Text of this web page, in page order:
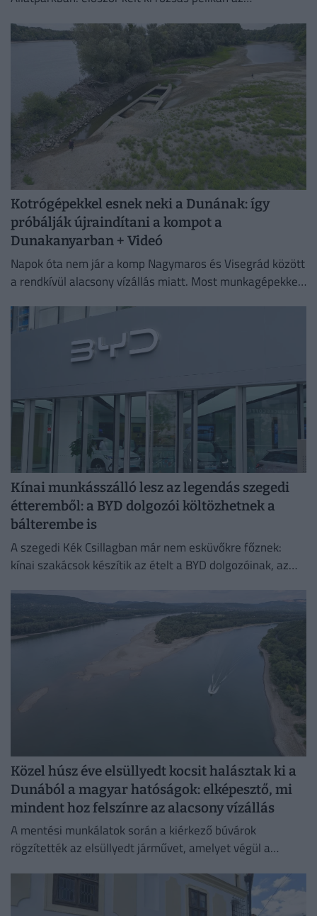
szülő gondosan neveli, a kicsi pedig...
Kotrógépekkel esnek neki a Dunának: így
próbálják újraindítani a kompot a
Dunakanyarban + Videó
Napok óta nem jár a komp Nagymaros és Visegrád között
a rendkívül alacsony vízállás miatt. Most munkagépekkel
biztonságosan...
Kínai munkásszálló lesz az legendás szegedi
étteremből: a BYD dolgozói költözhetnek a
bálterembe is
A szegedi Kék Csillagban már nem esküvőkre főznek:
kínai szakácsok készítik az ételt a BYD dolgozóinak, az
munkásszállás lehet.
Közel húsz éve elsüllyedt kocsit halásztak ki a
Dunából a magyar hatóságok: elképesztő, mi
mindent hoz felszínre az alacsony vízállás
A mentési munkálatok során a kiérkező búvárok
rögzítették az elsüllyedt járművet, amelyet végül a